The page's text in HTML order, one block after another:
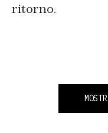
ritorno.